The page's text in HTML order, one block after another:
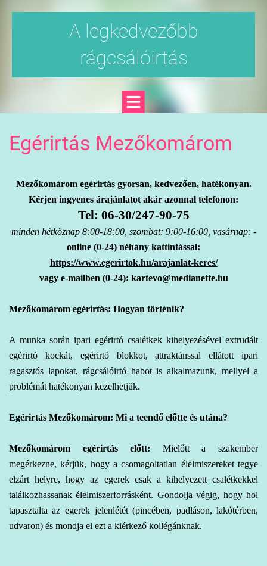
A legkedvezőbb
rágcsálóirtás
Egérirtás Mezőkomárom
Mezőkomárom egérirtás gyorsan, kedvezően, hatékonyan.
Kérjen ingyenes árajánlatot akár azonnal telefonon:
Tel: 06-30/247-90-75
minden hétköznap 8:00-18:00, szombat: 9:00-16:00, vasárnap: -
online (0-24) néhány kattintással:
https://www.egerirtok.hu/arajanlat-keres/
vagy e-mailben (0-24): kartevo@medianette.hu
Mezőkomárom egérirtás: Hogyan történik?
A munka során ipari egérirtó csalétkek kihelyezésével extrudált
egérirtó kockát, egérirtó blokkot, attraktánssal ellátott ipari
ragasztós lapokat, rágcsálóirtó habot is alkalmazunk, mellyel a
problémát hatékonyan kezelhetjük.
Egérirtás Mezőkomárom: Mi a teendő előtte és utána?
Mezőkomárom egérirtás előtt:
Mielőtt a szakember
megérkezne, kérjük, hogy a csomagoltatlan élelmiszereket tegye
elzárt helyre, hogy az egerek csak a kihelyezett csalétkekkel
találkozhassanak élelmiszerforrásként. Gondolja végig, hogy hol
tapasztalta az egerek jelenlétét (pincében, padláson, lakótérben,
udvaron) és mondja el ezt a kiérkező kollégánknak.